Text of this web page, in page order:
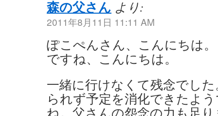
森の父さん より:
2011年8月11日 11:11 AM
ぽこぺんさん、こんにちは
ですね、こんにちは。
一緒に行けなくて残念でし
られず予定を消化できたよ
ね。父さんの怨念の力も足